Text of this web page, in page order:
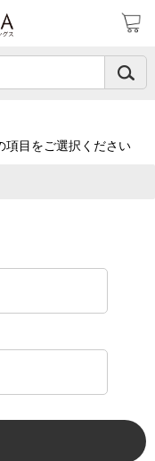
項目をご選択ください